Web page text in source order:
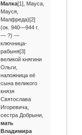
Малка[1], Мауса,
Мауся,
Малфреда)[2]
(ок. 940—944 г.
— ?) —
ключница-
рабыня[3]
великой княгини
Ольги,
наложница её
сына великого
князя
Святослава
Игоревича,
сестра Добрыни,
мать
Владимира